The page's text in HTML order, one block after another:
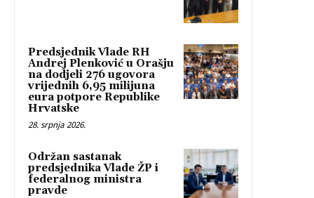
Predsjednik Vlade RH
Andrej Plenković u Orašju
na dodjeli 276 ugovora
vrijednih 6,95 milijuna
eura potpore Republike
Hrvatske
28. srpnja 2026.
Održan sastanak
predsjednika Vlade ŽP i
federalnog ministra
pravde